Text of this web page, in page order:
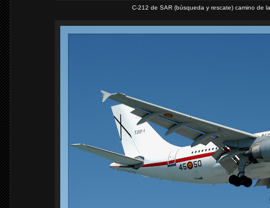
C-212 de SAR (búsqueda y rescate) camino de